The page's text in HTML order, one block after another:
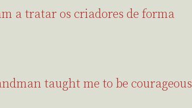
a tratar os criadores de forma
taught me to be courageous